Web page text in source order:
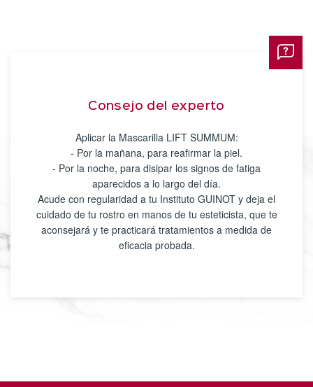
Consejo del experto
Aplicar la Mascarilla LIFT SUMMUM:
- Por la mañana, para reafirmar la piel.
- Por la noche, para disipar los signos de fatiga
aparecidos a lo largo del día.
Acude con regularidad a tu Instituto GUINOT y deja el
cuidado de tu rostro en manos de tu esteticista, que te
aconsejará y te practicará tratamientos a medida de
eficacia probada.